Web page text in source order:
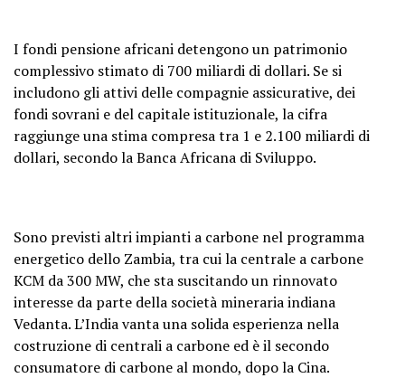
I fondi pensione africani detengono un patrimonio
complessivo stimato di 700 miliardi di dollari. Se si
includono gli attivi delle compagnie assicurative, dei
fondi sovrani e del capitale istituzionale, la cifra
raggiunge una stima compresa tra 1 e 2.100 miliardi di
dollari, secondo la Banca Africana di Sviluppo.
Sono previsti altri impianti a carbone nel programma
energetico dello Zambia, tra cui la centrale a carbone
KCM da 300 MW, che sta suscitando un rinnovato
interesse da parte della società mineraria indiana
Vedanta. L’India vanta una solida esperienza nella
costruzione di centrali a carbone ed è il secondo
consumatore di carbone al mondo, dopo la Cina.